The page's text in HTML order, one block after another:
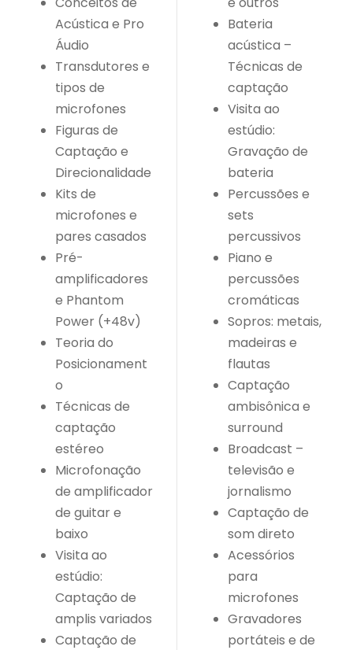
Acústica e Pro
Áudio
Transdutores e
tipos de
microfones
Figuras de
Captação e
Direcionalidade
Kits de
microfones e
pares casados
Pré-
amplificadores
e Phantom
Power (+48v)
Teoria do
Posicionament
o
Técnicas de
captação
estéreo
Microfonação
de amplificador
de guitar e
baixo
Visita ao
estúdio:
Captação de
amplis variados
Captação de
Bateria
acústica –
Técnicas de
captação
Visita ao
estúdio:
Gravação de
bateria
Percussões e
sets
percussivos
Piano e
percussões
cromáticas
Sopros: metais,
madeiras e
flautas
Captação
ambisônica e
surround
Broadcast –
televisão e
jornalismo
Captação de
som direto
Acessórios
para
microfones
Gravadores
portáteis e de